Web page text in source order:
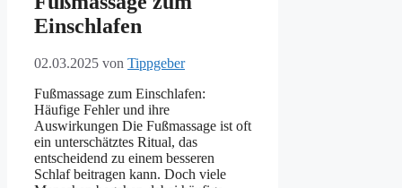
Einschlafen
02.03.2025 von Tippgeber
Fußmassage zum Einschlafen:
Häufige Fehler und ihre
Auswirkungen Die Fußmassage ist oft
ein unterschätztes Ritual, das
entscheidend zu einem besseren
Schlaf beitragen kann. Doch viele